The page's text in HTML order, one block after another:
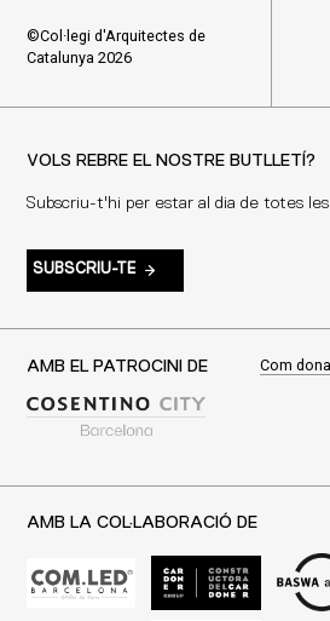
©Col·legi d'Arquitectes de
Catalunya 2026
VOLS REBRE EL NOSTRE BUTLLETÍ?
Subscriu-t'hi per estar al dia de totes
SUBSCRIU-TE
AMB EL PATROCINI DE Com
AMB LA COL·LABORACIÓ DE